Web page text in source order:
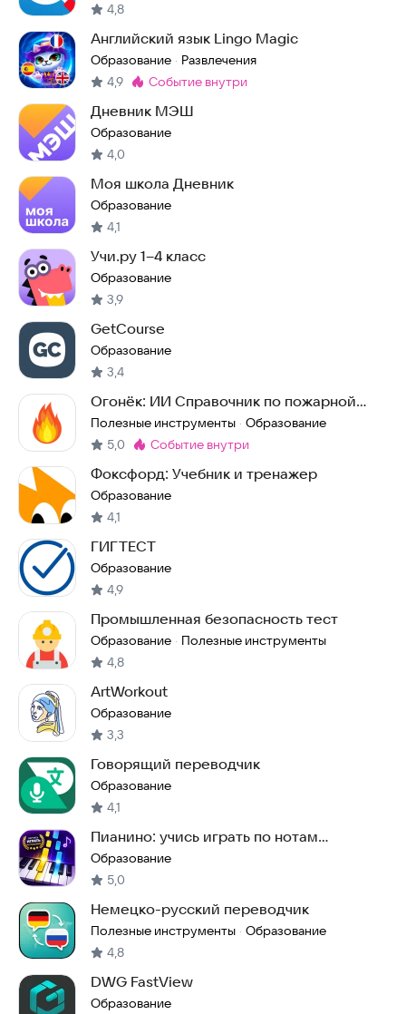
4,8
Английский язык Lingo Magic
Образование · Развлечения
4,9 Метка:
событие внутри
Дневник МЭШ
Образование
4,0
Моя школа Дневник
Образование
4,1
Учи.ру 1–4 класс
Образование
3,9
GetCourse
Образование
3,4
Огонёк: ИИ Справочник по пожарной
безопасности
Полезные инструменты · Образование
5,0
Метка:
событие внутри
Фоксфорд: Учебник и тренажер
Образование
4,1
ГИГТЕСТ
Образование
4,9
Промышленная безопасность тест
Образование · Полезные инструменты
4,8
ArtWorkout
Образование
3,3
Говорящий переводчик
Образование
4,1
Пианино: учись играть по нотам
(тренажер)
Образование
5,0
Немецко-русский переводчик
Полезные инструменты · Образование
4,8
DWG FastView
Образование